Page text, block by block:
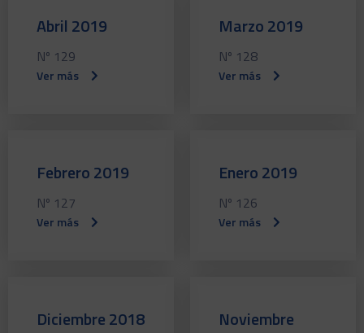
Abril 2019
Nº 129
Ver más
Marzo 2019
Nº 128
Ver más
Febrero 2019
Nº 127
Ver más
Enero 2019
Nº 126
Ver más
Diciembre 2018
Noviembre